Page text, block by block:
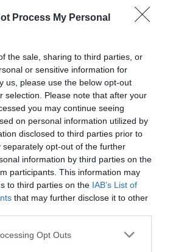
Process My Personal
the sale, sharing to third parties, or
or sensitive information for
us, please use the below opt-out
selection. Please note that after your
you may continue seeing
on personal information utilized by
disclosed to third parties prior to
separately opt-out of the further
information by third parties on the
participants. This information may
to third parties on the IAB’s List of
that may further disclose it to other
Opt Outs
film adaptation of the
“No Way Out: The
British Major Adam
of Easy Company, a unit
Royal Irish Rangers…
dySPWc1KLc
May 14, 2026
της, η Meghan είχε
με την επαγγελματική της
τη συνεργασία μας με το